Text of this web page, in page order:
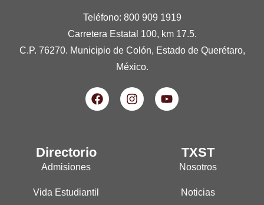
Teléfono: 800 909 1919
Carretera Estatal 100, km 17.5.
C.P. 76270. Municipio de Colón, Estado de Querétaro,
México.
Directorio
Admisiones
Vida Estudiantil
TXST
Nosotros
Noticias